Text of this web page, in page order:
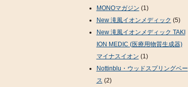
MONOマガジン (1)
New 滝風イオンメディック (5)
New 滝風イオンメディック TAKI
ION MEDIC (医療用物質生成器)
マイナスイオン (1)
Nottinblu・ウッドスプリングベー
ス (2)